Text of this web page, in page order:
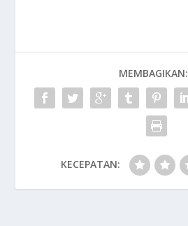
MEMBAGIKAN:
KECEPATAN: